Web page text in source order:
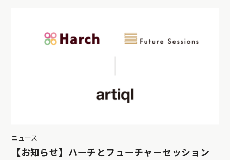
ニュース
【お知らせ】ハーチとフューチャーセッション